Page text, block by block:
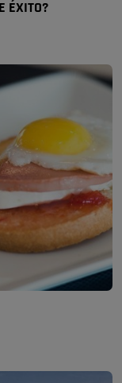
ÉXITO?